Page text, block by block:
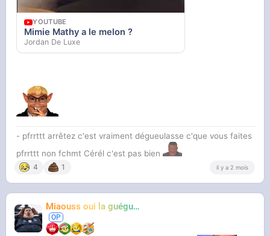
YOUTUBE
Mimie Mathy a le melon ?
Jordan De Luxe
- pfrrttt arrêtez c'est vraiment dégueulasse c'que vous faites
pfrrttt non fchmt Cérél c'est pas bien
4 1 il y a 2 mois
Miaouss oui la guéguérre